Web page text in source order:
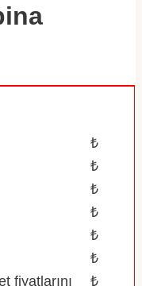
₺
₺
₺
₺
₺
₺
₺
fiyatlarını